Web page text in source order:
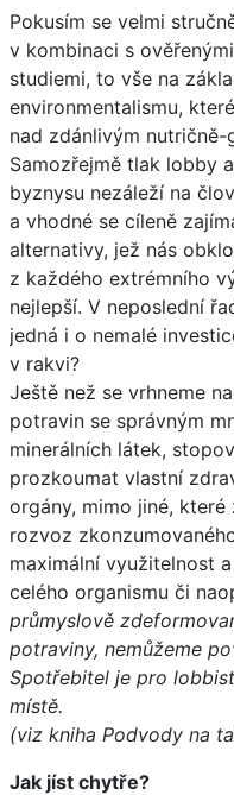
Pokusím se velmi
v kombinaci s
studiemi, to vše na
environmentalismu,
nad zdánlivým
Samozřejmě tlak lobby
byznysu nezáleží na
a vhodné se cíleně
alternativy, jež nás
z každého extrémního
nejlepší. V neposlední
jedná i o nemalé
v rakvi?
Ještě než se vrhneme
potravin se správným
minerálních látek,
prozkoumat vlastní
orgány, mimo jiné,
rozvoz
maximální využitelnost
celého organismu či
průmyslově
potraviny, nemůžeme
Spotřebitel je pro
místě.
(viz kniha Podvody na
Jak jíst chytře?